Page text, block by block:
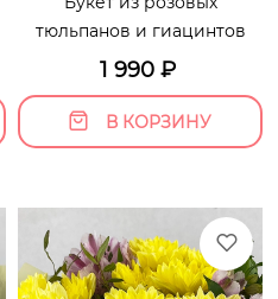
тюльпанов и гиацинтов
1 990₽
В КОРЗИНУ